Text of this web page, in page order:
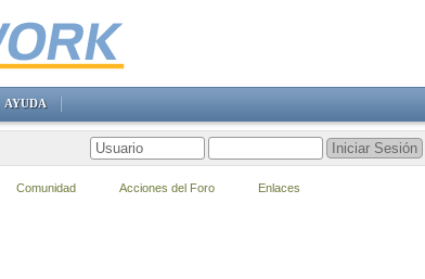
AYUDA
Comunidad Acciones del Foro Enlaces